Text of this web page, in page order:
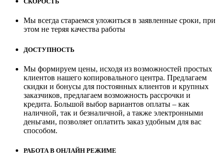
Мы всегда стараемся уложиться в заявленные сроки, при
этом не теряя качества работы
ДОСТУПНОСТЬ
Мы формируем цены, исходя из возможностей простых
клиентов нашего копировального центра. Предлагаем
скидки и бонусы для постоянных клиентов и крупных
заказчиков, предлагаем возможность рассрочки и
кредита. Большой выбор вариантов оплаты – как
наличной, так и безналичной, а также электронными
деньгами, позволяет оплатить заказ удобным для вас
способом.
РАБОТА В ОНЛАЙН РЕЖИМЕ